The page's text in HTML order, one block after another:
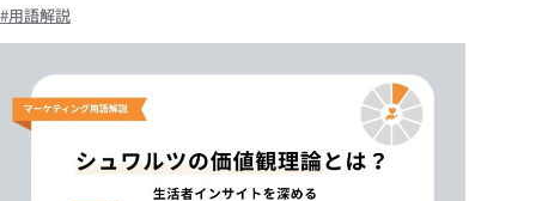
用語解説